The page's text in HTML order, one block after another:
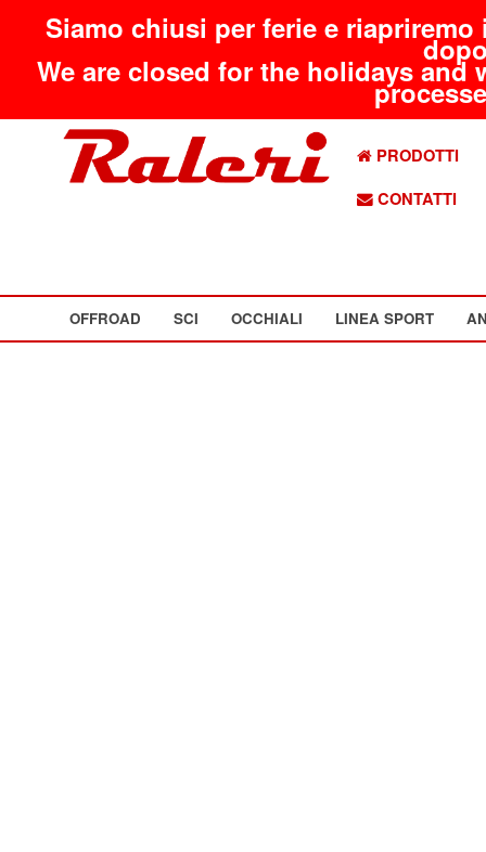
Siamo chiusi per ferie e
We are closed for the holidays
PRODOTTI
CONTATTI
OFFROAD SCI OCCHIALI LINEA SPORT